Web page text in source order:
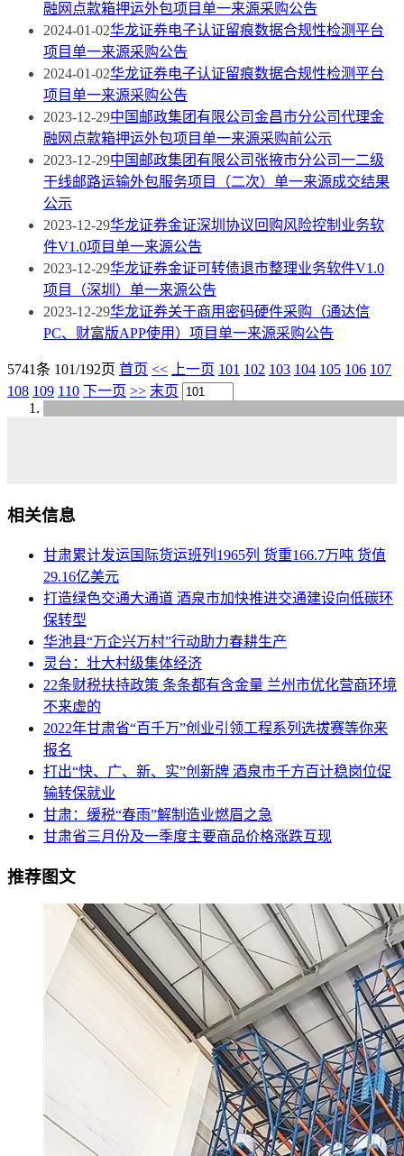
融网点款箱押运外包项目单一来源采购公告
2024-01-02华龙证券电子认证留痕数据合规性检测平台
项目单一来源采购公告
2024-01-02华龙证券电子认证留痕数据合规性检测平台
项目单一来源采购公告
2023-12-29中国邮政集团有限公司金昌市分公司代理金
融网点款箱押运外包项目单一来源采购前公示
2023-12-29中国邮政集团有限公司张掖市分公司一二级
干线邮路运输外包服务项目（二次）单一来源成交结果
公示
2023-12-29华龙证券金证深圳协议回购风险控制业务软
件V1.0项目单一来源公告
2023-12-29华龙证券金证可转债退市整理业务软件V1.0
项目（深圳）单一来源公告
2023-12-29华龙证券关于商用密码硬件采购（通达信
PC、财富版APP使用）项目单一来源采购公告
5741条 101/192页 首页 << 上一页 101 102 103 104 105 106 107
108 109 110 下一页 >> 末页
相关信息
甘肃累计发运国际货运班列1965列 货重166.7万吨 货值
29.16亿美元
打造绿色交通大通道 酒泉市加快推进交通建设向低碳环
保转型
华池县“万企兴万村”行动助力春耕生产
灵台：壮大村级集体经济
22条财税扶持政策 条条都有含金量 兰州市优化营商环境
不来虚的
2022年甘肃省“百千万”创业引领工程系列选拔赛等你来
报名
打出“快、广、新、实”创新牌 酒泉市千方百计稳岗位促
输转保就业
甘肃：缓税“春雨”解制造业燃眉之急
甘肃省三月份及一季度主要商品价格涨跌互现
推荐图文